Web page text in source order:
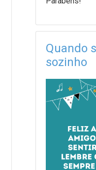
Quando
sozinho